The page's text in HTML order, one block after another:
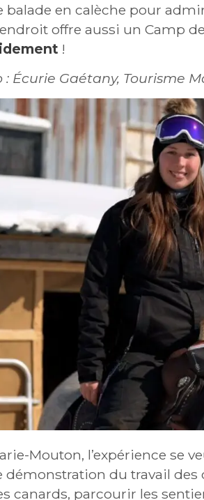
balade en calèche pour
offre aussi un Camp
!
Écurie Gaétany, Tourisme
Mouton, l’expérience se
démonstration du travail
canards, parcourir les